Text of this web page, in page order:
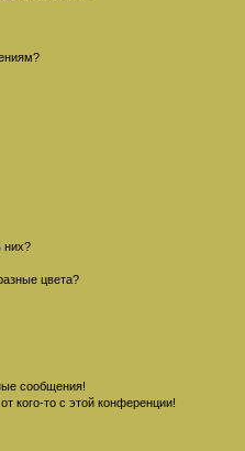
них?
цвета?
сообщения!
кого-то с этой конференции!